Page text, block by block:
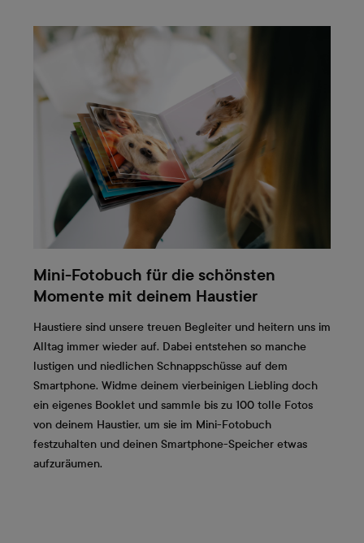
Mini-Fotobuch für die schönsten
Momente mit deinem Haustier
Haustiere sind unsere treuen Begleiter und heitern uns im
Alltag immer wieder auf. Dabei entstehen so manche
lustigen und niedlichen Schnappschüsse auf dem
Smartphone. Widme deinem vierbeinigen Liebling doch
ein eigenes Booklet und sammle bis zu 100 tolle Fotos
von deinem Haustier, um sie im Mini-Fotobuch
festzuhalten und deinen Smartphone-Speicher etwas
aufzuräumen.